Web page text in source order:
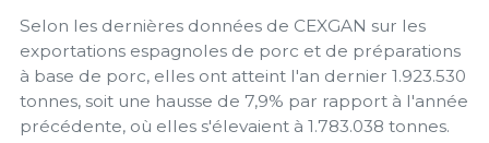
Selon les dernières données de CEXGAN sur les
exportations espagnoles de porc et de préparations
à base de porc, elles ont atteint l'an dernier 1.923.530
tonnes, soit une hausse de 7,9% par rapport à l'année
précédente, où elles s'élevaient à 1.783.038 tonnes.